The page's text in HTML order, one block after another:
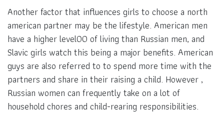
Another factor that influences girls to choose a north
american partner may be the lifestyle. American men
have a higher level00 of living than Russian men, and
Slavic girls watch this being a major benefits. American
guys are also referred to to spend more time with the
partners and share in their raising a child. However ,
Russian women can frequently take on a lot of
household chores and child-rearing responsibilities.